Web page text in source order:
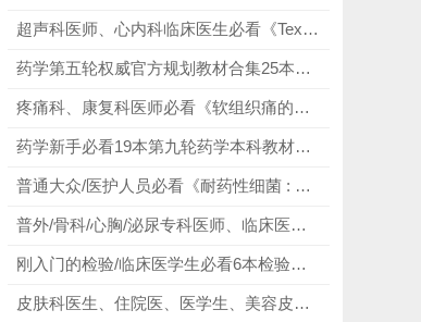
超声科医师、心内科临床医生必看《Textbook of Clinical Echocardiography》，读懂影像指标，精准辅助临床决策！
药学第五轮权威官方规划教材合集25本，涵盖药学全方向，从药理到制剂、从合成到分析，药学新手/打工人/考研党全适配!
疼痛科、康复科医师必看《软组织痛的基础与临床》，涵盖无菌性炎症致痛机制、压痛点识别、推拿手法、各类痛症诊疗等内容！
药学新手必看19本第九轮药学本科教材合集，涵盖药理学、临床药物治疗学、生药学等多个药学核心学科，考点无死角，适配药学全学习场景，学习效率直接拉满！
普通大众/医护人员必看《耐药性细菌 : 现代医学的挑战》，从个人卫生、饮食健康、就医用药，到家庭消毒、医院感染防控，提供可操作、易执行的耐药性细菌预防方法与用药安全指南！
普外/骨科/心胸/泌尿专科医师、临床医学本科生必看《Bailey & Love's Short Practice of Surgery》，以简洁语言通晓外科万象，以百年经典赋能临床！
刚入门的检验/临床医学生必看6本检验医学宝藏书籍,案例详实、思维清晰，把检验知识与临床思维完美融合,适配检验/临床全场景!
皮肤科医生、住院医、医学生、美容皮肤科/皮肤管理从业者必看《皮肤病学》第4版（全套5册），不管是常见病症还是疑难杂症，都有权威、详细的解读！